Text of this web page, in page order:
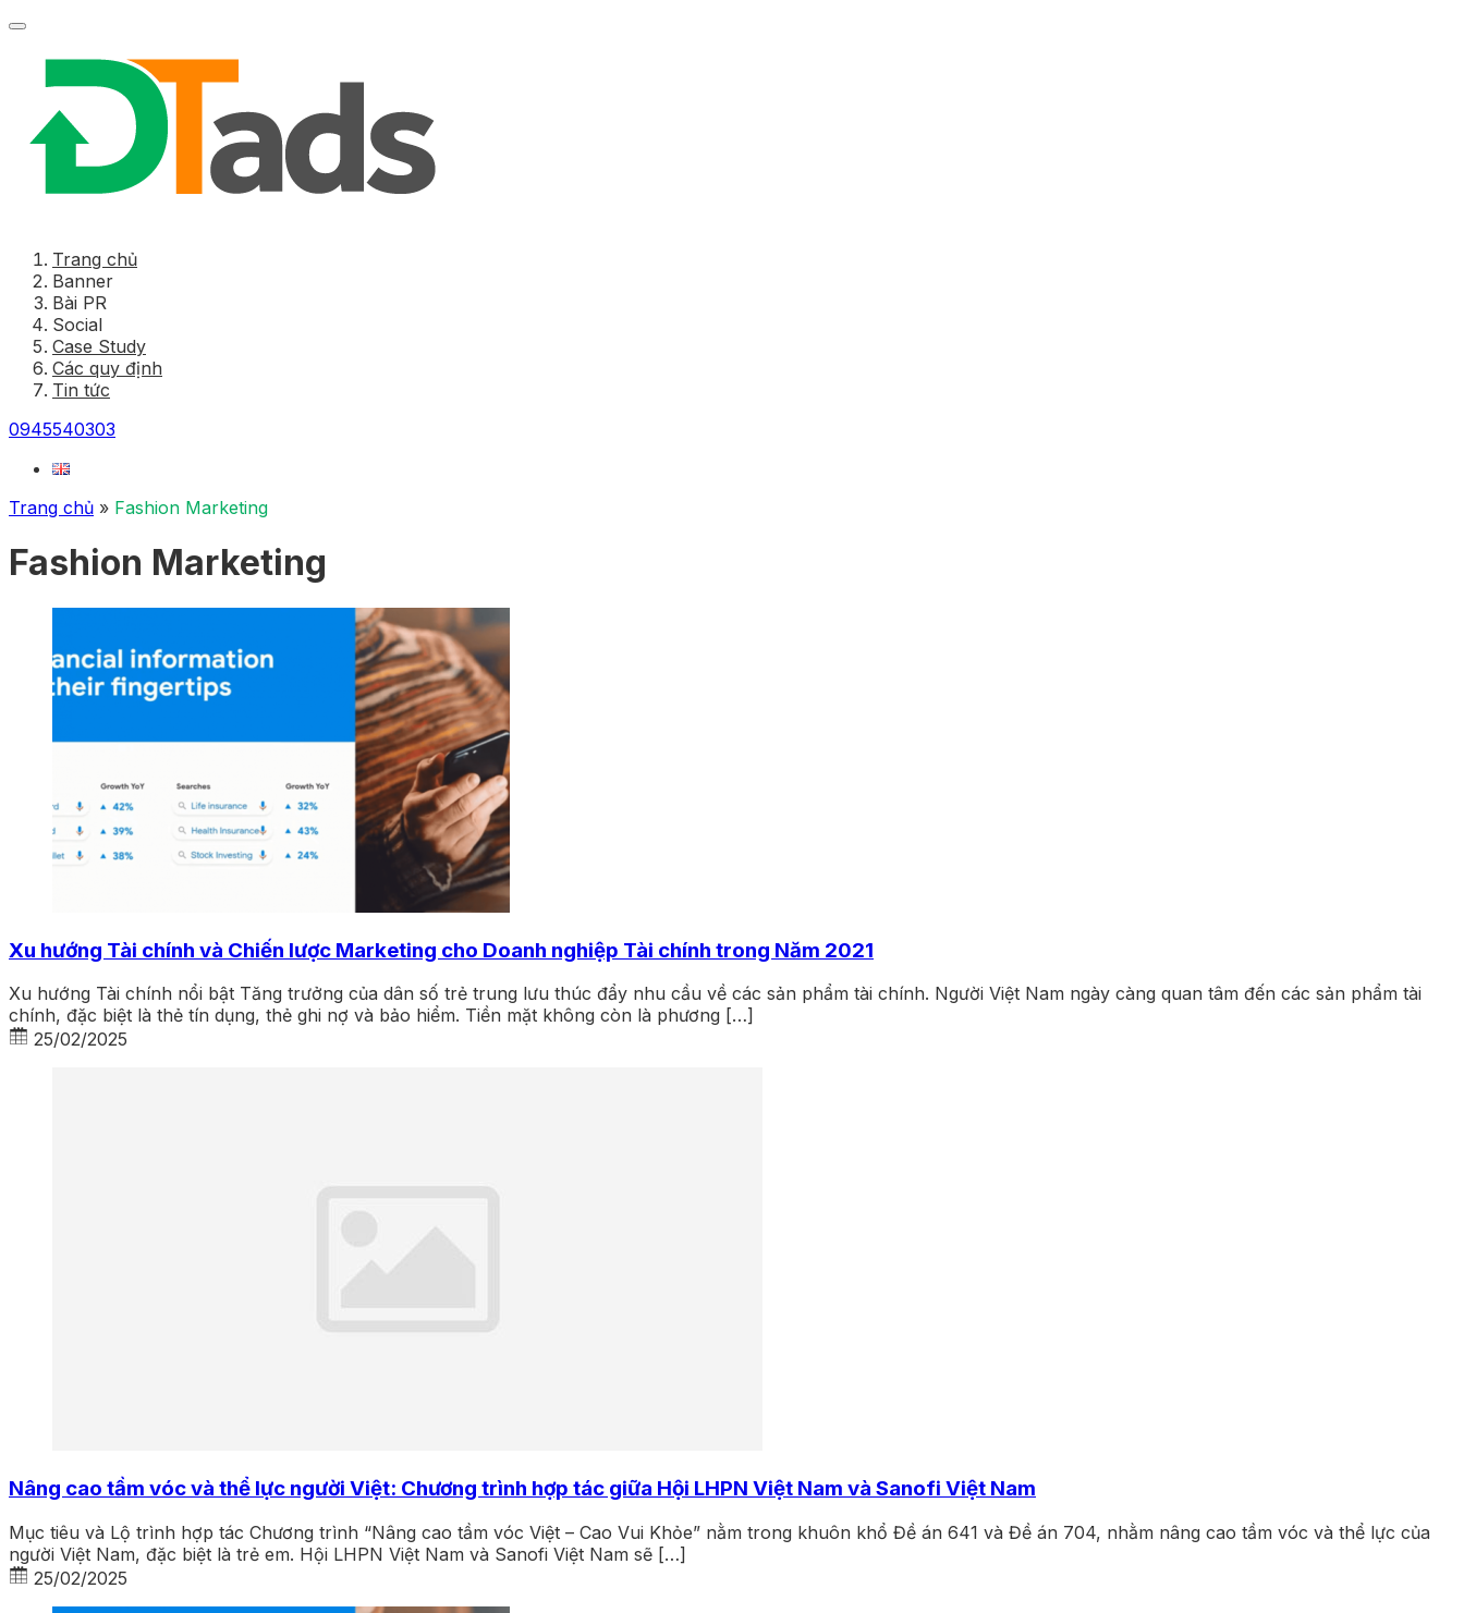
Trang chủ
Banner
Bài PR
Social
Case Study
Các quy định
Tin tức
0945540303
Trang chủ » Fashion Marketing
Fashion Marketing
Xu hướng Tài chính và Chiến lược Marketing cho Doanh nghiệp Tài chính trong Năm 2021
Xu hướng Tài chính nổi bật Tăng trưởng của dân số trẻ trung lưu thúc đẩy nhu cầu về các sản phẩm tài chính. Người Việt Nam ngày càng quan tâm đến các sản phẩm tài
chính, đặc biệt là thẻ tín dụng, thẻ ghi nợ và bảo hiểm. Tiền mặt không còn là phương […]
25/02/2025
Nâng cao tầm vóc và thể lực người Việt: Chương trình hợp tác giữa Hội LHPN Việt Nam và Sanofi Việt Nam
Mục tiêu và Lộ trình hợp tác Chương trình “Nâng cao tầm vóc Việt – Cao Vui Khỏe” nằm trong khuôn khổ Đề án 641 và Đề án 704, nhằm nâng cao tầm vóc và thể lực của
người Việt Nam, đặc biệt là trẻ em. Hội LHPN Việt Nam và Sanofi Việt Nam sẽ […]
25/02/2025